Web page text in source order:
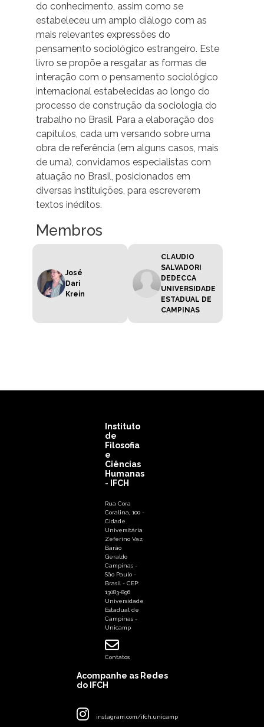
do conhecimento, assim como se
estabeleceu um amplo diálogo com as
mais relevantes expressões do
pensamento sociológico estrangeiro. Este
livro se propõe a resgatar as formas de
interação com o pensamento sociológico
internacional estabelecidas ao longo do
processo de construção da sociologia do
trabalho no Brasil. Para a elaboração dos
capítulos, cada um versando sobre uma
obra de referência (em alguns casos, mais
de uma), convidamos especialistas com
atuação no Brasil, posicionados em
diversas instituições, para escreverem
textos inéditos.
Membros
José
Dari
Krein
CLAUDIO
SALVADORI
DEDECCA
UNIVERSIDADE
ESTADUAL DE
CAMPINAS
Instituto
de
Filosofia
e
Ciências
Humanas
- IFCH
Rua Cora
Coralina, 100 -
Cidade
Universitária
Zeferino Vaz,
Barão
Geraldo
Campinas -
São Paulo -
Brasil - CEP:
13083-896
Universidade
Estadual de
Campinas -
Unicamp
Contatos
Acompanhe as Redes
do IFCH
instagram.com/ifch.unicamp